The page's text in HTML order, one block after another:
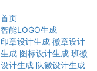
首页
智能LOGO生成
印章设计生成 徽章设计
生成 图标设计生成 班徽
设计生成 队徽设计生成